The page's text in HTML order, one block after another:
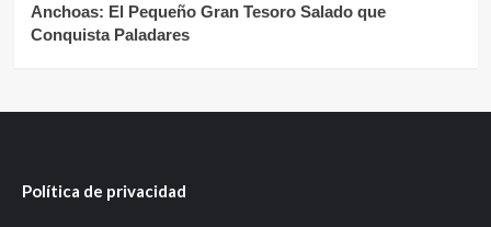
Anchoas: El Pequeño Gran Tesoro Salado que
Conquista Paladares
Política de privacidad